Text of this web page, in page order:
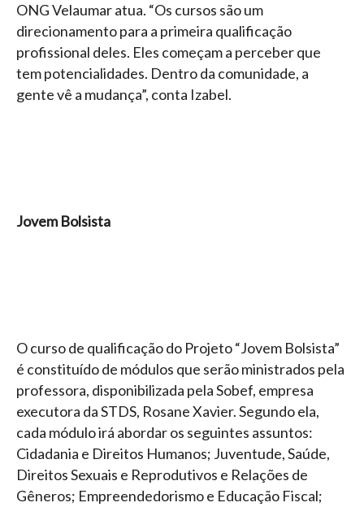
ONG Velaumar atua. “Os cursos são um
direcionamento para a primeira qualificação
profissional deles. Eles começam a perceber que
tem potencialidades. Dentro da comunidade, a
gente vê a mudança”, conta Izabel.
Jovem Bolsista
O curso de qualificação do Projeto “Jovem Bolsista”
é constituído de módulos que serão ministrados pela
professora, disponibilizada pela Sobef, empresa
executora da STDS, Rosane Xavier. Segundo ela,
cada módulo irá abordar os seguintes assuntos:
Cidadania e Direitos Humanos; Juventude, Saúde,
Direitos Sexuais e Reprodutivos e Relações de
Gêneros; Empreendedorismo e Educação Fiscal;